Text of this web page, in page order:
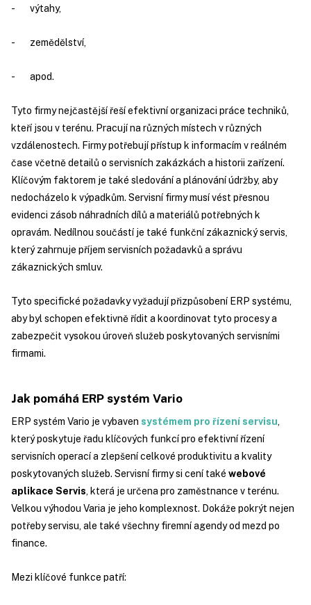
- výtahy,
- zemědělství,
- apod.
Tyto firmy nejčastější řeší efektivní organizaci práce techniků,
kteří jsou v terénu. Pracují na různých místech v různých
vzdálenostech. Firmy potřebují přístup k informacím v reálném
čase včetně detailů o servisních zakázkách a historii zařízení.
Klíčovým faktorem je také sledování a plánování údržby, aby
nedocházelo k výpadkům. Servisní firmy musí vést přesnou
evidenci zásob náhradních dílů a materiálů potřebných k
opravám. Nedílnou součástí je také funkční zákaznický servis,
který zahrnuje příjem servisních požadavků a správu
zákaznických smluv.
Tyto specifické požadavky vyžadují přizpůsobení ERP systému,
aby byl schopen efektivně řídit a koordinovat tyto procesy a
zabezpečit vysokou úroveň služeb poskytovaných servisními
firmami.
Jak pomáhá ERP systém Vario
ERP systém Vario je vybaven systémem pro řízení servisu,
který poskytuje řadu klíčových funkcí pro efektivní řízení
servisních operací a zlepšení celkové produktivitu a kvality
poskytovaných služeb. Servisní firmy si cení také webové
aplikace Servis, která je určena pro zaměstnance v terénu.
Velkou výhodou Varia je jeho komplexnost. Dokáže pokrýt nejen
potřeby servisu, ale také všechny firemní agendy od mezd po
finance.
Mezi klíčové funkce patří: